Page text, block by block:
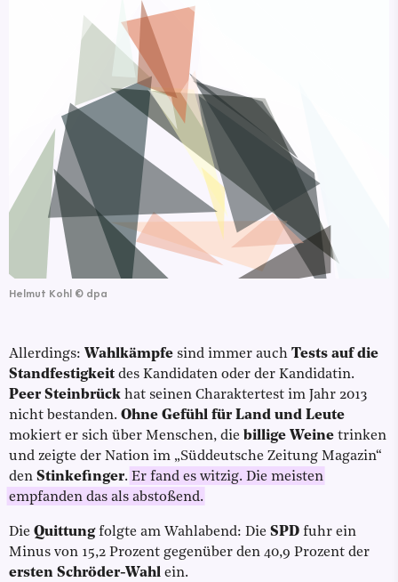
Helmut Kohl © dpa
Allerdings: Wahlkämpfe sind immer auch Tests auf die
Standfestigkeit des Kandidaten oder der Kandidatin.
Peer Steinbrück hat seinen Charaktertest im Jahr 2013
nicht bestanden. Ohne Gefühl für Land und Leute
mokiert er sich über Menschen, die billige Weine trinken
und zeigte der Nation im „Süddeutsche Zeitung Magazin“
den Stinkefinger. Er fand es witzig. Die meisten
empfanden das als abstoßend.
Die Quittungfolgte am Wahlabend: Die SPD fuhr ein
Minus von 15,2 Prozent gegenüber den 40,9 Prozent der
ersten Schröder-Wahl ein.